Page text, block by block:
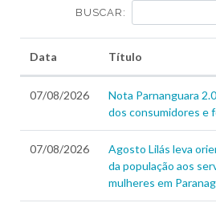
BUSCAR:
Data Título
07/08/2026
Nota Parnanguara
dos consumidores e
07/08/2026
Agosto Lilás leva
da população aos
mulheres em